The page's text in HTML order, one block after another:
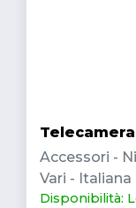
Accessori -
Vari - Italiana
Disponibilità: